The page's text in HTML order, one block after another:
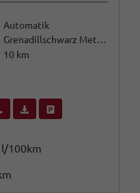
Automatik
Grenadillschwarz Metallic
10 km
Wir rufen Sie anFahrzeugexposé (PDF)
l/100km